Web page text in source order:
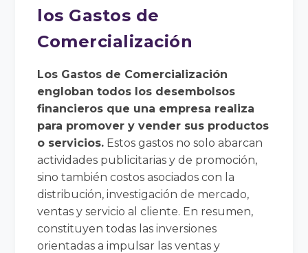
los Gastos de
Comercialización
Los Gastos de Comercialización
engloban todos los desembolsos
financieros que una empresa realiza
para promover y vender sus productos
o servicios. Estos gastos no solo abarcan
actividades publicitarias y de promoción,
sino también costos asociados con la
distribución, investigación de mercado,
ventas y servicio al cliente. En resumen,
constituyen todas las inversiones
orientadas a impulsar las ventas y